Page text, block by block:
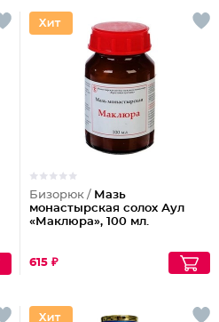
Бизорюк / Мазь
монастырская солох Аул
«Маклюра», 100 мл.
615 ₽